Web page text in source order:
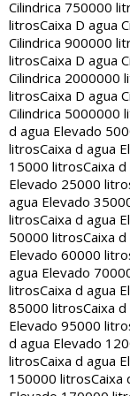
Cilindrica 750000
litrosCaixa D agua
Cilindrica 900000
litrosCaixa D agua
Cilindrica 2000000
litrosCaixa D agua
Cilindrica 5000000
d agua Elevado
litrosCaixa d agua
15000 litrosCaixa
Elevado 25000
agua Elevado
litrosCaixa d agua
50000 litrosCaixa
Elevado 60000
agua Elevado
litrosCaixa d agua
85000 litrosCaixa
Elevado 95000
d agua Elevado
litrosCaixa d agua
150000 litrosCaixa